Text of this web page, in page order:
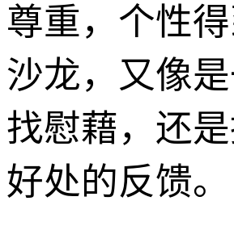
尊重，个性
沙龙，又像
找慰藉，还
好处的反馈。